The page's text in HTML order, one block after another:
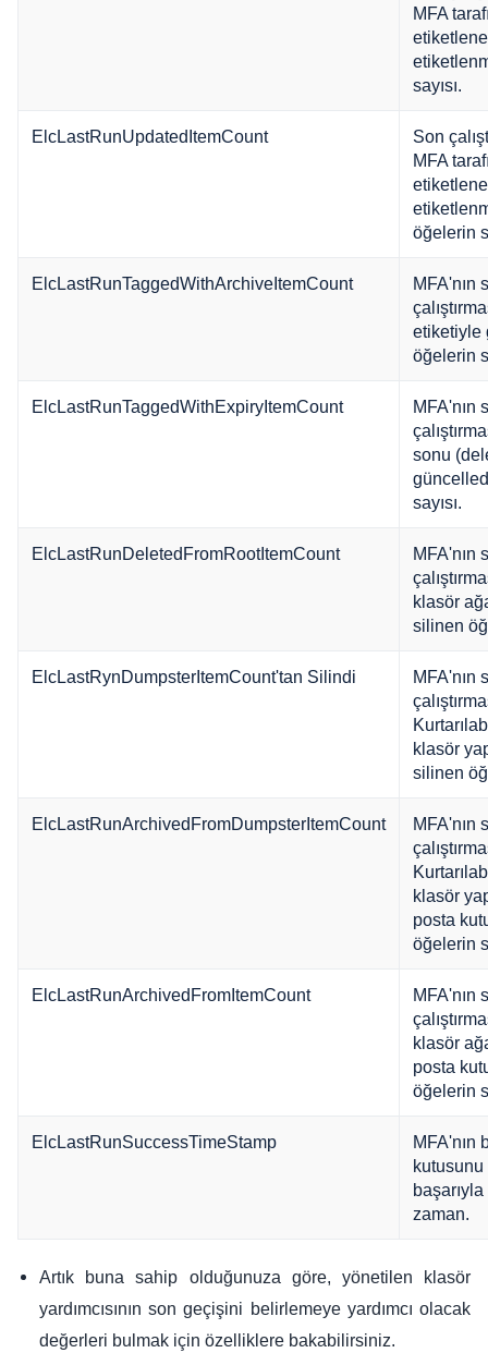
MFA
sayısı.
ElcLastRunUpdatedItemCount
Son
MFA
öğelerin
ElcLastRunTaggedWithArchiveItemCount
MFA'nın
etiketiyle
öğelerin
ElcLastRunTaggedWithExpiryItemCount
MFA'nın
sonu
sayısı.
ElcLastRunDeletedFromRootItemCount
MFA'nın
klasör
silinen
ElcLastRynDumpsterItemCount'tan Silindi
MFA'nın
klasör
silinen
ElcLastRunArchivedFromDumpsterItemCount
MFA'nın
klasör
posta
öğelerin
ElcLastRunArchivedFromItemCount
MFA'nın
klasör
posta
öğelerin
ElcLastRunSuccessTimeStamp
MFA'nın
zaman.
Artık buna sahip olduğunuza göre, yönetilen klasör
yardımcısının son geçişini belirlemeye yardımcı olacak
değerleri bulmak için özelliklere bakabilirsiniz.